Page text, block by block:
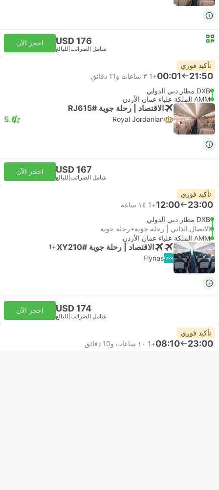
USD 176
شامل الضرائب للبالغ
احجز الآن
تأكيد فوري
21:50
00:01
+1
٣ ساعات و‫11 دقائق
DXB مطار دبي الدولي
AMM الملكة علياء عمان الأردن
الاقتصاد | رحلة جوية #RJ615
Royal Jordanian
5.0
USD 167
شامل الضرائب للبالغ
احجز الآن
تأكيد فوري
23:00
12:00
+1
١٤ ساعة
DXB مطار دبي الدولي
الاتصال الذاتي | رحلة جوية+رحلة جوية
AMM الملكة علياء عمان الأردن
الاقتصاد | رحلة جوية #XY210 +1
Flynas
USD 174
شامل الضرائب للبالغ
احجز الآن
تأكيد فوري
23:00
08:10
+1
١٠ ساعات و‫10 دقائق